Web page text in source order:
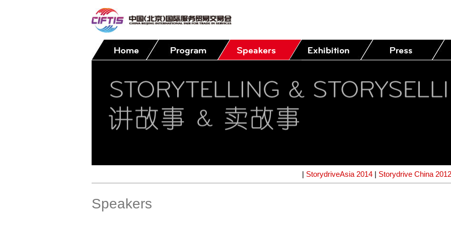
| StorydriveAsia 2014 | Storydrive China 2012
Speakers